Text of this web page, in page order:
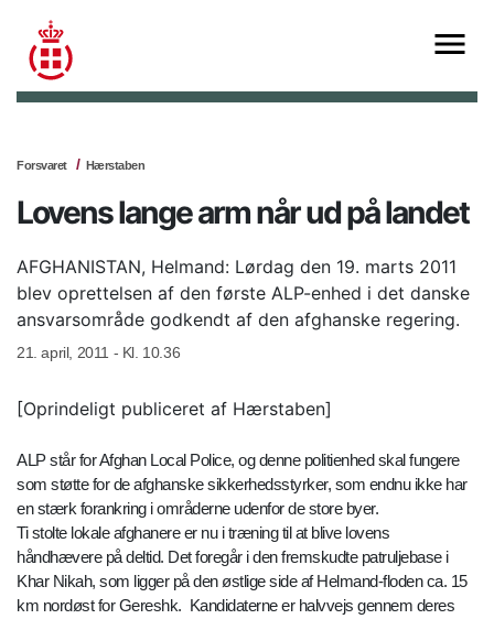
Forsvaret Hærstaben
Lovens lange arm når ud på landet
AFGHANISTAN, Helmand: Lørdag den 19. marts 2011
blev oprettelsen af den første ALP-enhed i det danske
ansvarsområde godkendt af den afghanske regering.
21. april, 2011 - Kl. 10.36
[Oprindeligt publiceret af Hærstaben]
ALP står for Afghan Local Police, og denne politienhed skal fungere
som støtte for de afghanske sikkerhedsstyrker, som endnu ikke har
en stærk forankring i områderne udenfor de store byer.
Ti stolte lokale afghanere er nu i træning til at blive lovens
håndhævere på deltid. Det foregår i den fremskudte patruljebase i
Khar Nikah, som ligger på den østlige side af Helmand-floden ca. 15
km nordøst for Gereshk. Kandidaterne er halvvejs gennem deres